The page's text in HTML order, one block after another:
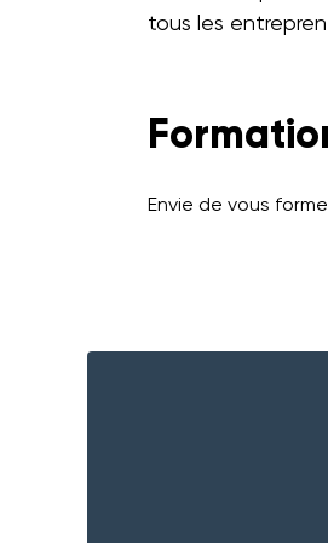
tous les
Envie de vous